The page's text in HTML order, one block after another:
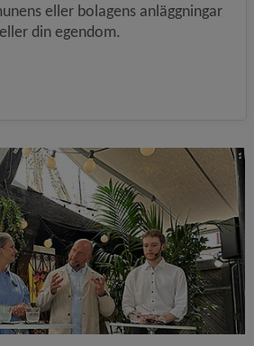
eller bolagens anläggningar
din egendom.